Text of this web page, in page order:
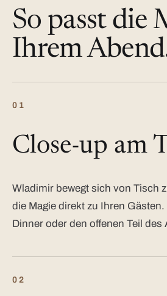
So passt die
Ihrem
01
Close-up am
Wladimir bewegt sich von Tisch
die Magie direkt zu Ihren
Dinner oder den offenen Teil des
02